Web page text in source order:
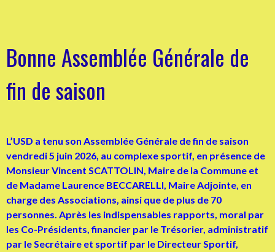
Bonne Assemblée Générale de
fin de saison
L’USD a tenu son Assemblée Générale de fin de saison
vendredi 5 juin 2026, au complexe sportif, en présence de
Monsieur Vincent SCATTOLIN, Maire de la Commune et
de Madame Laurence BECCARELLI, Maire Adjointe, en
charge des Associations, ainsi que de plus de 70
personnes. Après les indispensables rapports, moral par
les Co-Présidents, financier par le Trésorier, administratif
par le Secrétaire et sportif par le Directeur Sportif,